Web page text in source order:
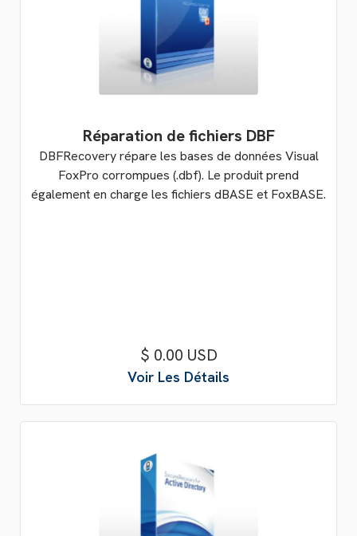
Réparation de fichiers DBF
DBFRecovery répare les bases de données Visual
FoxPro corrompues (.dbf). Le produit prend
également en charge les fichiers dBASE et FoxBASE.
$ 0.00 USD
Voir Les Détails